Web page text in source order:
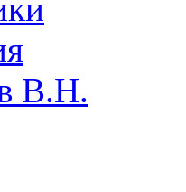
В.Н.